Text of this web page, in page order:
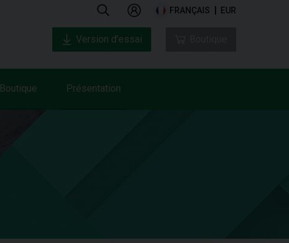
FRANÇAIS EUR
Boutique Présentation
Version d’essai